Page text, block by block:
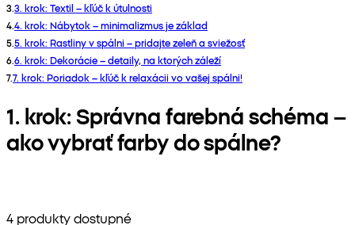
3.3. krok: Textil – kľúč k útulnosti
4.4. krok: Nábytok – minimalizmus je základ
5.5. krok: Rastliny v spálni – pridajte zeleň a sviežosť
6.6. krok: Dekorácie – detaily, na ktorých záleží
7.7. krok: Poriadok – kľúč k relaxácii vo vašej spálni!
1. krok: Správna farebná schéma –
ako vybrať farby do spálne?
4 produkty dostupné